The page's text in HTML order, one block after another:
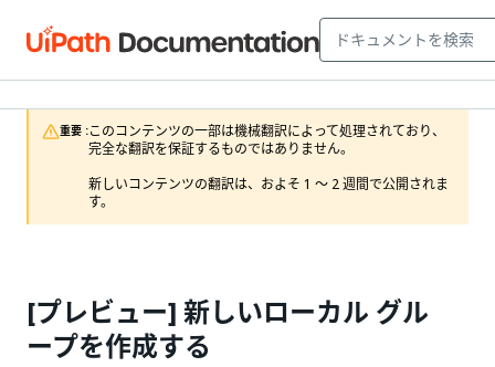
重要 :このコンテンツの一部は機械翻訳によって処理されており、
完全な翻訳を保証するものではありません。
新しいコンテンツの翻訳は、およそ 1 ～ 2 週間で公開されま
す。
[プレビュー] 新しいローカル グル
ープを作成する